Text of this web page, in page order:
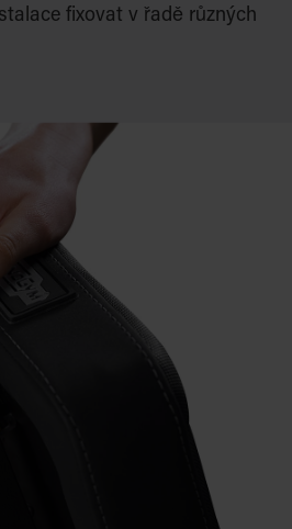
fixovat v řadě různých